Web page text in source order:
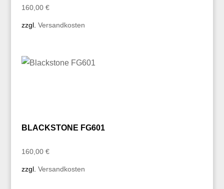
160,00 €
zzgl. Versandkosten
BLACKSTONE FG601
160,00 €
zzgl. Versandkosten